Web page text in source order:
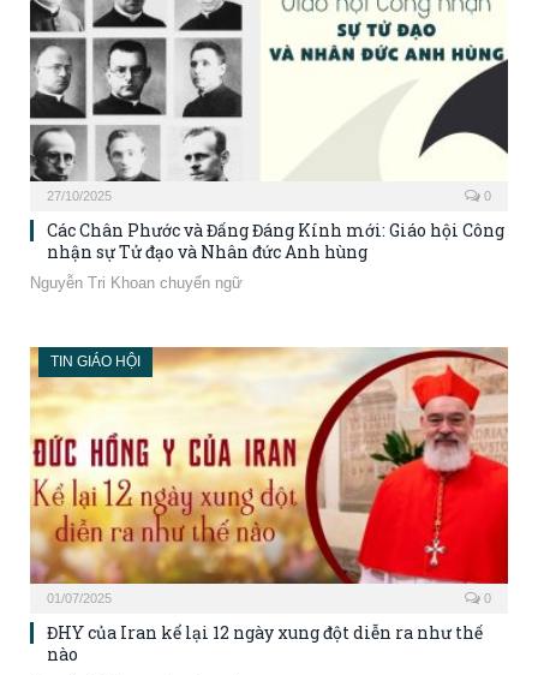
27/10/2025 0
Các Chân Phước và Đấng Đáng Kính mới: Giáo hội Công
nhận sự Tử đạo và Nhân đức Anh hùng
Nguyễn Tri Khoan chuyển ngữ
TIN GIÁO HỘI
01/07/2025 0
ĐHY của Iran kể lại 12 ngày xung đột diễn ra như thế
nào